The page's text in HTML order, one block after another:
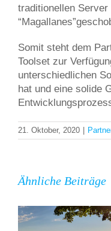
traditionellen Server
Somit steht dem
Toolset zur
unterschiedlichen
hat und eine solide
21. Oktober, 2020
Ähnliche Beiträge
Domainpulse
2023 bei der